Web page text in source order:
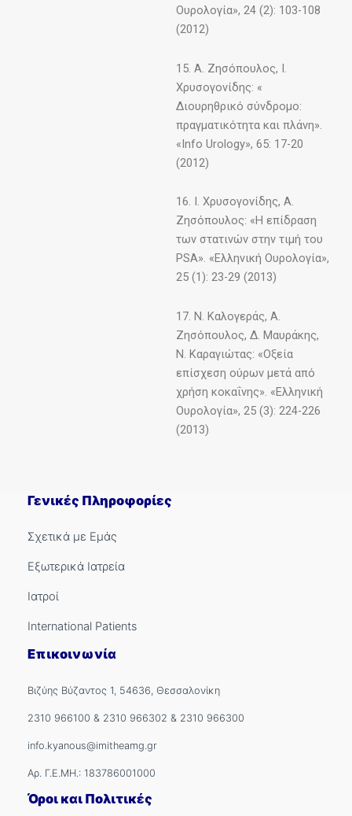
Ουρολογία», 24 (2): 103-108
(2012)
15. Α. Ζησόπουλος, Ι.
Χρυσογονίδης: «
Διουρηθρικό σύνδρομο:
πραγματικότητα και πλάνη».
«Info Urology», 65: 17-20
(2012)
16. Ι. Χρυσογονίδης, Α.
Ζησόπουλος: «Η επίδραση
των στατινών στην τιμή του
PSA». «Ελληνική Ουρολογία»,
25 (1): 23-29 (2013)
17. Ν. Καλογεράς, Α.
Ζησόπουλος, Δ. Μαυράκης,
Ν. Καραγιώτας: «Οξεία
επίσχεση ούρων μετά από
χρήση κοκαΐνης». «Ελληνική
Ουρολογία», 25 (3): 224-226
(2013)
Γενικές Πληροφορίες
Σχετικά με Εμάς
Εξωτερικά Ιατρεία
Ιατροί
International Patients
Επικοινωνία
Βιζύης Βύζαντος 1, 54636, Θεσσαλονίκη
2310 966100 & 2310 966302 & 2310 966300
info.kyanous@imitheamg.gr
Αρ. Γ.Ε.ΜΗ.: 183786001000
Όροι και Πολιτικές